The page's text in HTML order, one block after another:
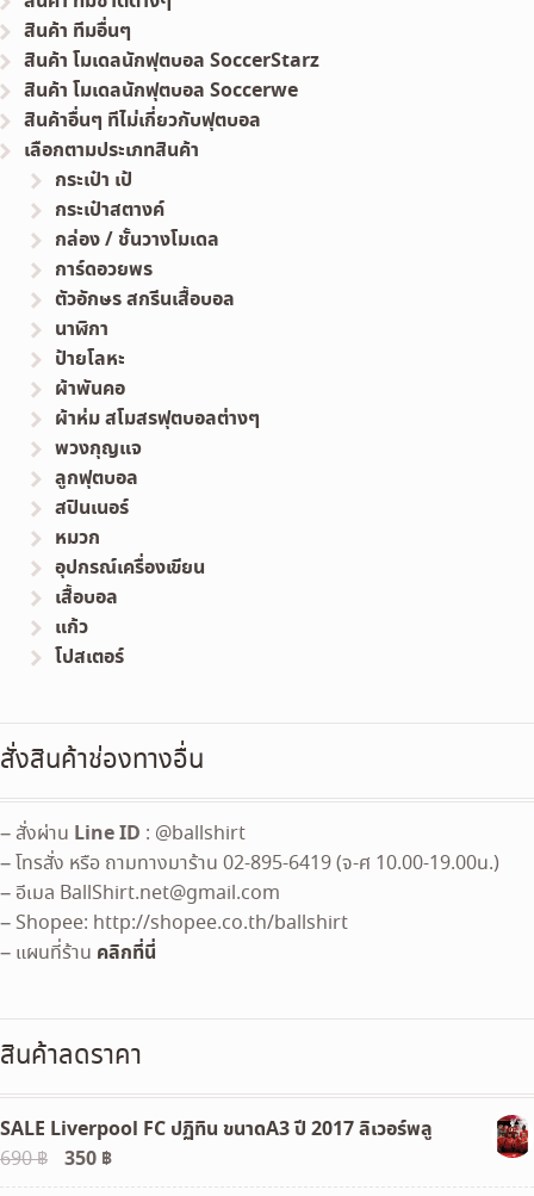
สินค้า ทีมอื่นๆ
สินค้า โมเดลนักฟุตบอล SoccerStarz
สินค้า โมเดลนักฟุตบอล Soccerwe
สินค้าอื่นๆ ทีไม่เกี่ยวกับฟุตบอล
เลือกตามประเภทสินค้า
กระเป๋า เป้
กระเป๋าสตางค์
กล่อง / ชั้นวางโมเดล
การ์ดอวยพร
ตัวอักษร สกรีนเสื้อบอล
นาฬิกา
ป้ายโลหะ
ผ้าพันคอ
ผ้าห่ม สโมสรฟุตบอลต่างๆ
พวงกุญแจ
ลูกฟุตบอล
สปินเนอร์
หมวก
อุปกรณ์เครื่องเขียน
เสื้อบอล
แก้ว
โปสเตอร์
สั่งสินค้าช่องทางอื่น
– สั่งผ่าน Line ID : @ballshirt
– โทรสั่ง หรือ ถามทางมาร้าน 02-895-6419 (จ-ศ 10.00-19.00น.)
– อีเมล BallShirt.net@gmail.com
– Shopee: http://shopee.co.th/ballshirt
– แผนที่ร้าน คลิกที่นี่
สินค้าลดราคา
SALE Liverpool FC ปฏิทิน ขนาดA3 ปี 2017 ลิเวอร์พลู
690฿
Original
price
350 ฿Current
price